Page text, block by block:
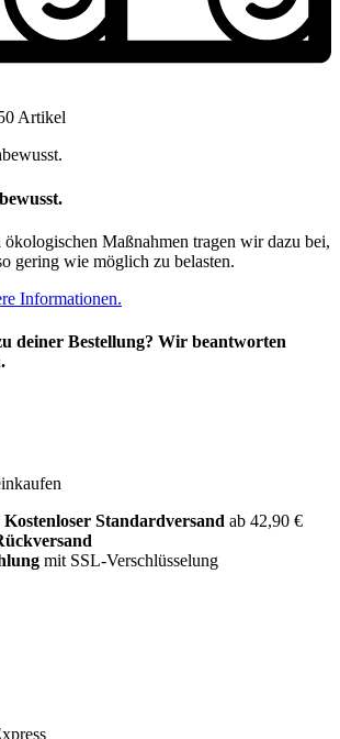
Artikel
Maßnahmen tragen wir dazu bei,
gering wie möglich zu belasten.
Informationen.
deiner Bestellung? Wir beantworten
Standardversand ab 42,90 €
mit SSL-Verschlüsselung